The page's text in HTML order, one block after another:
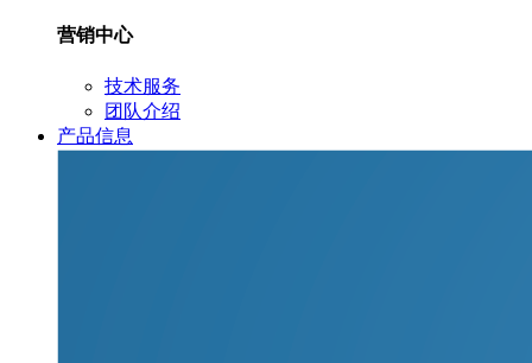
营销中心
技术服务
团队介绍
产品信息